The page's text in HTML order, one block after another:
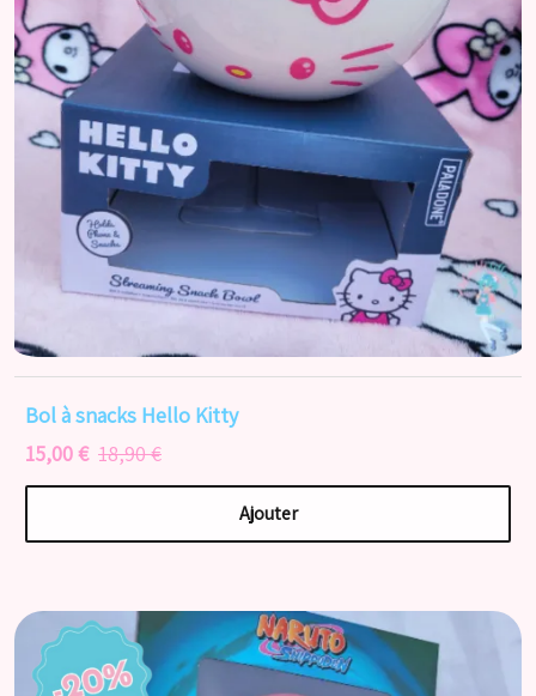
Bol à snacks Hello Kitty
15,00 € 18,90 €
Ajouter